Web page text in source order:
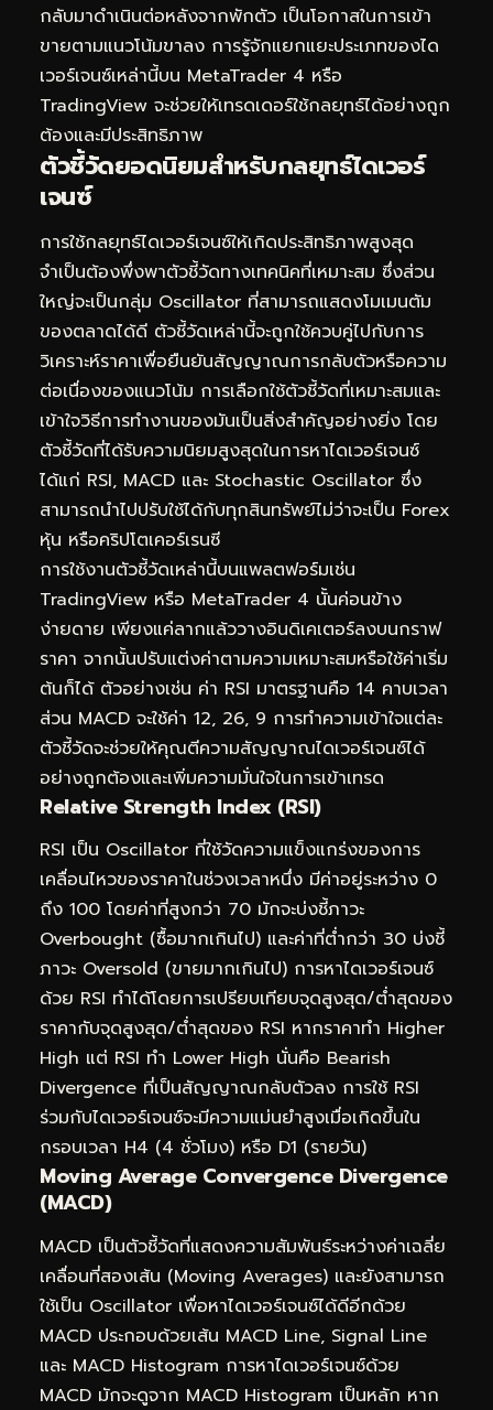
กลับมาดำเนินต่อหลังจากพักตัว เป็นโอกาสในการเข้า
ขายตามแนวโน้มขาลง การรู้จักแยกแยะประเภทของได
เวอร์เจนซ์เหล่านี้บน MetaTrader 4 หรือ
TradingView จะช่วยให้เทรดเดอร์ใช้กลยุทธ์ได้อย่างถูก
ต้องและมีประสิทธิภาพ
ตัวชี้วัดยอดนิยมสำหรับกลยุทธ์ไดเวอร์
เจนซ์
การใช้กลยุทธ์ไดเวอร์เจนซ์ให้เกิดประสิทธิภาพสูงสุด
จำเป็นต้องพึ่งพาตัวชี้วัดทางเทคนิคที่เหมาะสม ซึ่งส่วน
ใหญ่จะเป็นกลุ่ม Oscillator ที่สามารถแสดงโมเมนตัม
ของตลาดได้ดี ตัวชี้วัดเหล่านี้จะถูกใช้ควบคู่ไปกับการ
วิเคราะห์ราคาเพื่อยืนยันสัญญาณการกลับตัวหรือความ
ต่อเนื่องของแนวโน้ม การเลือกใช้ตัวชี้วัดที่เหมาะสมและ
เข้าใจวิธีการทำงานของมันเป็นสิ่งสำคัญอย่างยิ่ง โดย
ตัวชี้วัดที่ได้รับความนิยมสูงสุดในการหาไดเวอร์เจนซ์
ได้แก่ RSI, MACD และ Stochastic Oscillator ซึ่ง
สามารถนำไปปรับใช้ได้กับทุกสินทรัพย์ไม่ว่าจะเป็น Forex
หุ้น หรือคริปโตเคอร์เรนซี
การใช้งานตัวชี้วัดเหล่านี้บนแพลตฟอร์มเช่น
TradingView หรือ MetaTrader 4 นั้นค่อนข้าง
ง่ายดาย เพียงแค่ลากแล้ววางอินดิเคเตอร์ลงบนกราฟ
ราคา จากนั้นปรับแต่งค่าตามความเหมาะสมหรือใช้ค่าเริ่ม
ต้นก็ได้ ตัวอย่างเช่น ค่า RSI มาตรฐานคือ 14 คาบเวลา
ส่วน MACD จะใช้ค่า 12, 26, 9 การทำความเข้าใจแต่ละ
ตัวชี้วัดจะช่วยให้คุณตีความสัญญาณไดเวอร์เจนซ์ได้
อย่างถูกต้องและเพิ่มความมั่นใจในการเข้าเทรด
Relative Strength Index (RSI)
RSI เป็น Oscillator ที่ใช้วัดความแข็งแกร่งของการ
เคลื่อนไหวของราคาในช่วงเวลาหนึ่ง มีค่าอยู่ระหว่าง 0
ถึง 100 โดยค่าที่สูงกว่า 70 มักจะบ่งชี้ภาวะ
Overbought (ซื้อมากเกินไป) และค่าที่ต่ำกว่า 30 บ่งชี้
ภาวะ Oversold (ขายมากเกินไป) การหาไดเวอร์เจนซ์
ด้วย RSI ทำได้โดยการเปรียบเทียบจุดสูงสุด/ต่ำสุดของ
ราคากับจุดสูงสุด/ต่ำสุดของ RSI หากราคาทำ Higher
High แต่ RSI ทำ Lower High นั่นคือ Bearish
Divergence ที่เป็นสัญญาณกลับตัวลง การใช้ RSI
ร่วมกับไดเวอร์เจนซ์จะมีความแม่นยำสูงเมื่อเกิดขึ้นใน
กรอบเวลา H4 (4 ชั่วโมง) หรือ D1 (รายวัน)
Moving Average Convergence Divergence
(MACD)
MACD เป็นตัวชี้วัดที่แสดงความสัมพันธ์ระหว่างค่าเฉลี่ย
เคลื่อนที่สองเส้น (Moving Averages) และยังสามารถ
ใช้เป็น Oscillator เพื่อหาไดเวอร์เจนซ์ได้ดีอีกด้วย
MACD ประกอบด้วยเส้น MACD Line, Signal Line
และ MACD Histogram การหาไดเวอร์เจนซ์ด้วย
MACD มักจะดูจาก MACD Histogram เป็นหลัก หาก